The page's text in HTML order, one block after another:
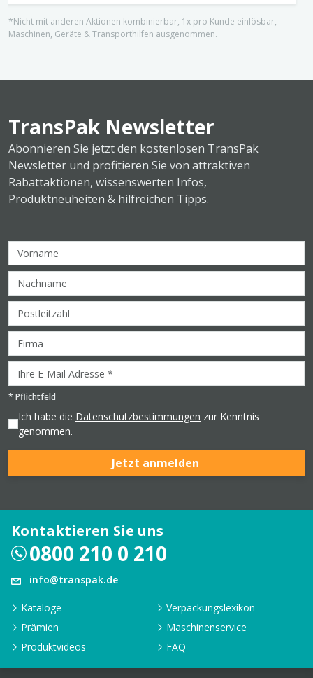
*Nicht mit anderen Aktionen kombinierbar, 1x pro Kunde einlösbar,
Maschinen, Geräte & Transporthilfen ausgenommen.
TransPak Newsletter
Abonnieren Sie jetzt den kostenlosen TransPak
Newsletter und profitieren Sie von attraktiven
Rabattaktionen, wissenswerten Infos,
Produktneuheiten & hilfreichen Tipps.
* Pflichtfeld
Ich habe die Datenschutzbestimmungen zur Kenntnis
genommen.
Jetzt anmelden
Kontaktieren Sie uns
0800 210 0 210
info@transpak.de
Kataloge
Verpackungslexikon
Prämien
Maschinenservice
Produktvideos
FAQ